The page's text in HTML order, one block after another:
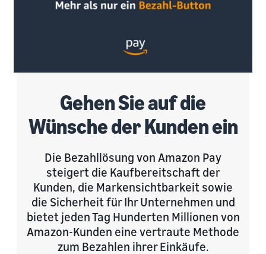
Gehen Sie auf die
Wünsche der Kunden ein
Die Bezahllösung von Amazon Pay
steigert die Kaufbereitschaft der
Kunden, die Markensichtbarkeit sowie
die Sicherheit für Ihr Unternehmen und
bietet jeden Tag Hunderten Millionen von
Amazon-Kunden eine vertraute Methode
zum Bezahlen ihrer Einkäufe.